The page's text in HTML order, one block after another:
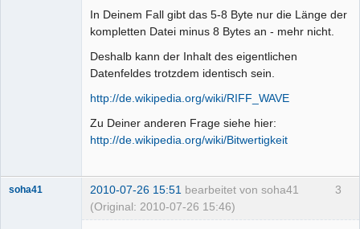
In Deinem Fall gibt das 5-8 Byte nur die Länge der
kompletten Datei minus 8 Bytes an - mehr nicht.
Deshalb kann der Inhalt des eigentlichen
Datenfeldes trotzdem identisch sein.
http://de.wikipedia.org/wiki/RIFF_WAVE
Zu Deiner anderen Frage siehe hier:
http://de.wikipedia.org/wiki/Bitwertigkeit
3
soha41 2010-07-26 15:51 bearbeitet von soha41
(Original: 2010-07-26 15:46)